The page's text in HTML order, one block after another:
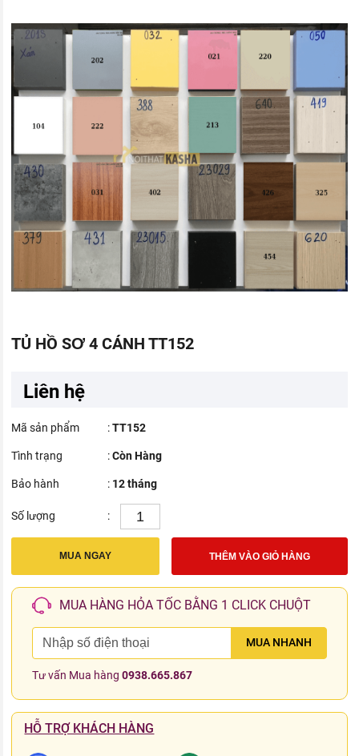
TỦ HỒ SƠ 4 CÁNH TT152
Liên hệ
Mã sản phẩm :TT152
Tình trạng :Còn Hàng
Bảo hành : 12 tháng
Số lượng :
MUA NGAY THÊM VÀO GIỎ HÀNG
MUA HÀNG HỎA TỐC BẰNG 1 CLICK CHUỘT
MUA NHANH
Tư vấn Mua hàng0938.665.867
HỖ TRỢ KHÁCH HÀNG